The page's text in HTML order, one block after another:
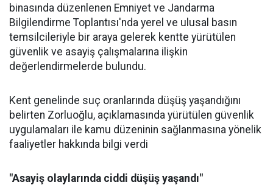
binasında düzenlenen Emniyet ve Jandarma
Bilgilendirme Toplantısı'nda yerel ve ulusal basın
temsilcileriyle bir araya gelerek kentte yürütülen
güvenlik ve asayiş çalışmalarına ilişkin
değerlendirmelerde bulundu.
Kent genelinde suç oranlarında düşüş yaşandığını
belirten Zorluoğlu, açıklamasında yürütülen güvenlik
uygulamaları ile kamu düzeninin sağlanmasına yönelik
faaliyetler hakkında bilgi verdi
"Asayiş olaylarında ciddi düşüş yaşandı"